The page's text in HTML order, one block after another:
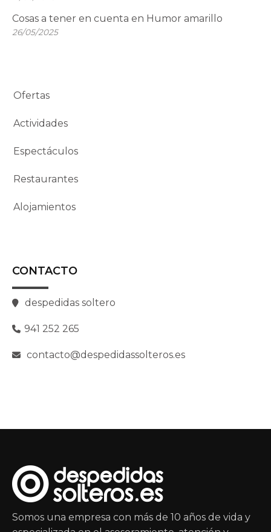
Cosas a tener en cuenta en Humor amarillo
26/05/2025
Ofertas
Actividades
Espectáculos
Restaurantes
Alojamientos
CONTACTO
despedidas soltero
941 252 265
contacto@despedidassolteros.es
Somos una empresa con más de 10 años de vida y